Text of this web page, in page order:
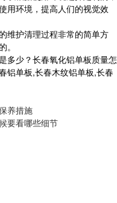
用环境，提高人们的视觉效
维护清理过程非常的简单方
。
多少？长春氧化铝单板质量怎
铝单板,长春木纹铝单板,长春
养措施
要看哪些细节